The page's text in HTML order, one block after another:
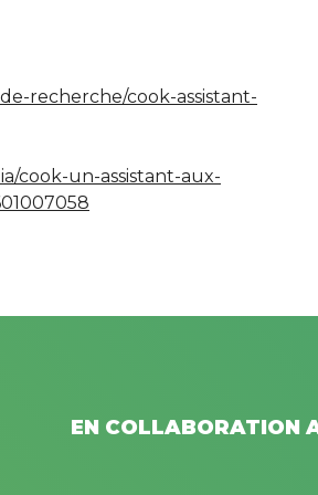
recherche/cook-assistant-
cook-un-assistant-aux-
EN COLLABORATION